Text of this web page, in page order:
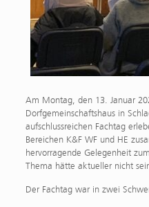
Am Montag, den 13. Januar
Dorfgemeinschaftshaus in
aufschlussreichen Fachtag
Bereichen K&F WF und HE
hervorragende Gelegenheit
Thema hätte aktueller nicht
Der Fachtag war in zwei